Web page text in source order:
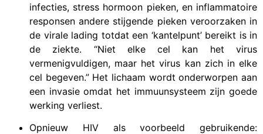
infecties, stress hormoon pieken, en inflammatoire
responsen andere stijgende pieken veroorzaken in
de virale lading totdat een ‘kantelpunt’ bereikt is in
de ziekte. “Niet elke cel kan het virus
vermenigvuldigen, maar het virus kan zich in elke
cel begeven.” Het lichaam wordt onderworpen aan
een invasie omdat het immuunsysteem zijn goede
werking verliest.
Opnieuw HIV als voorbeeld gebruikende: